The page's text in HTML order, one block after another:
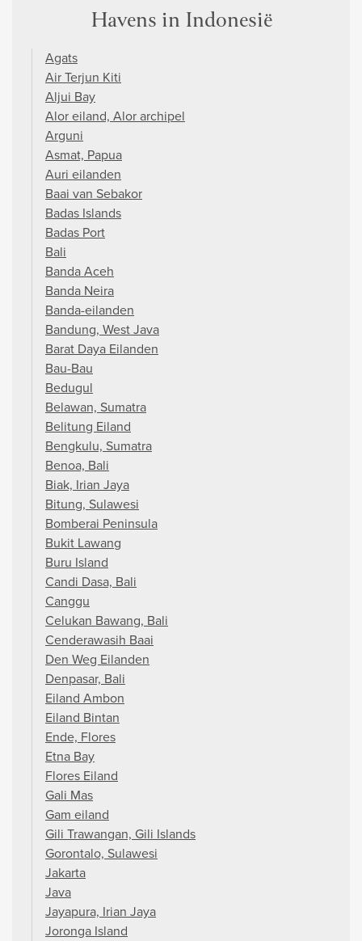
Havens in Indonesië
Agats
Air Terjun Kiti
Aljui Bay
Alor eiland, Alor archipel
Arguni
Asmat, Papua
Auri eilanden
Baai van Sebakor
Badas Islands
Badas Port
Bali
Banda Aceh
Banda Neira
Banda-eilanden
Bandung, West Java
Barat Daya Eilanden
Bau-Bau
Bedugul
Belawan, Sumatra
Belitung Eiland
Bengkulu, Sumatra
Benoa, Bali
Biak, Irian Jaya
Bitung, Sulawesi
Bomberai Peninsula
Bukit Lawang
Buru Island
Candi Dasa, Bali
Canggu
Celukan Bawang, Bali
Cenderawasih Baai
Den Weg Eilanden
Denpasar, Bali
Eiland Ambon
Eiland Bintan
Ende, Flores
Etna Bay
Flores Eiland
Gali Mas
Gam eiland
Gili Trawangan, Gili Islands
Gorontalo, Sulawesi
Jakarta
Java
Jayapura, Irian Jaya
Joronga Island